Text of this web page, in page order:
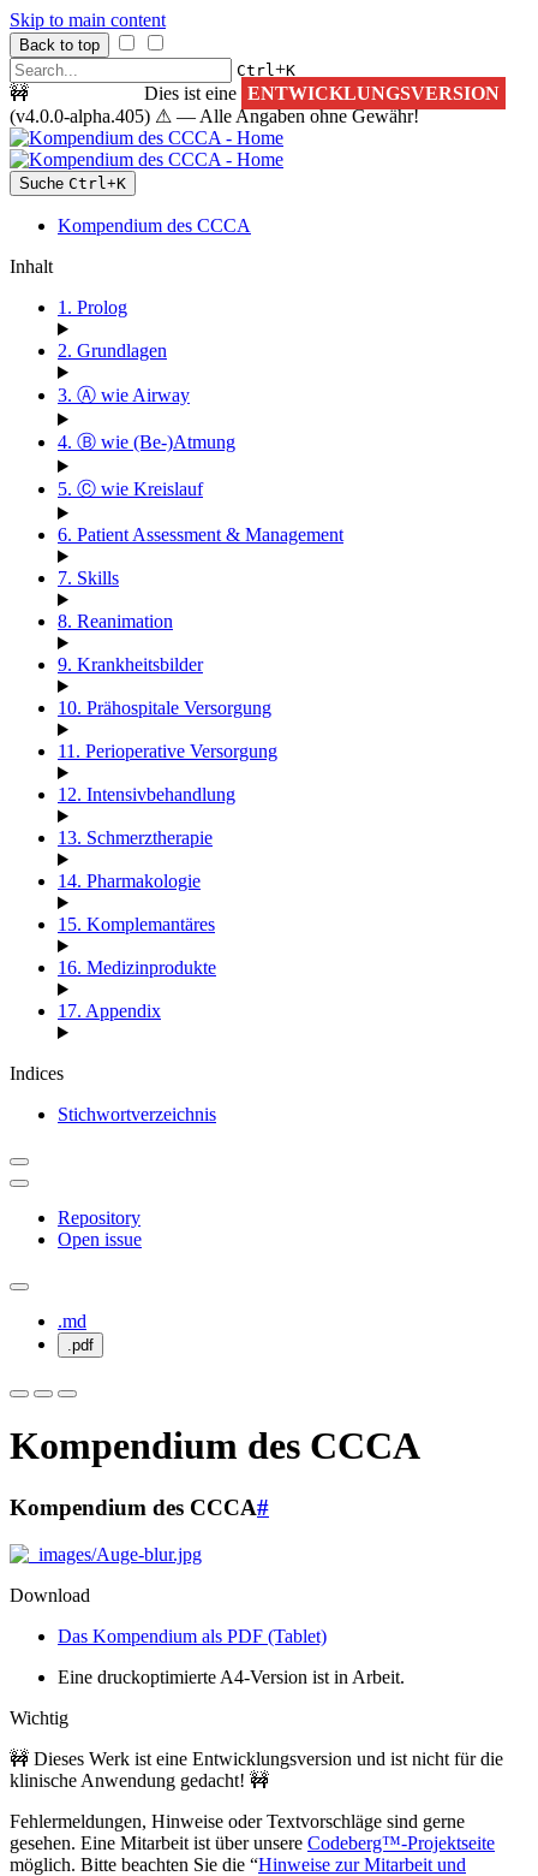
Skip to main content
Back to top
Ctrl+K
🚧 Dies ist eine ENTWICKLUNGSVERSION
(v4.0.0-alpha.405) ⚠ — Alle Angaben ohne Gewähr!
Suche Ctrl+K
Kompendium des CCCA
Inhalt
1. Prolog
2. Grundlagen
3. Ⓐ wie Airway
4. Ⓑ wie (Be-)Atmung
5. Ⓒ wie Kreislauf
6. Patient Assessment & Management
7. Skills
8. Reanimation
9. Krankheitsbilder
10. Prähospitale Versorgung
11. Perioperative Versorgung
12. Intensivbehandlung
13. Schmerztherapie
14. Pharmakologie
15. Komplemantäres
16. Medizinprodukte
17. Appendix
Indices
Stichwortverzeichnis
Repository
Open issue
.md
.pdf
Kompendium des CCCA
Kompendium des CCCA#
Download
Das Kompendium als PDF (Tablet)
Eine druckoptimierte A4-Version ist in Arbeit.
Wichtig
🚧 Dieses Werk ist eine Entwicklungsversion und ist nicht für die
klinische Anwendung gedacht! 🚧
Fehlermeldungen, Hinweise oder Textvorschläge sind gerne
gesehen. Eine Mitarbeit ist über unsere Codeberg™-Projektseite
möglich. Bitte beachten Sie die “Hinweise zur Mitarbeit und